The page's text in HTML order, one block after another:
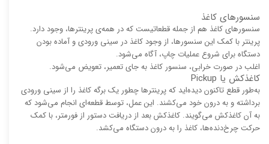
سنسورهای کاغذ
سنسورهای کاغذ هم از جمله قطعاتیست که در همه‌ی پرینترها، وجود دارد.
پرینتر با کمک این سنسورها، از وجود کاغذ در سینی ورودی و آماده بودن
دستگاه برای شروع عملیات چاپ، آگاه می‌شود.
اغلب در صورت خرابی، سنسور کاغذ به جای تعمیر، تعویض می‌شود.
کاغذکش یا Pickup
به‌طور قطع تاکنون دیده‌اید که پرینترها چطور یک برگه کاغذ را از سینی ورودی
برداشته و به درون خود می‌کشند. این عمل، توسط قطعه‌ای انجام می‌شود که
به آن کاغذکش می‌گویند. کاغذکش بعد از دریافت دستور از فورمتر، با کمک
حرکت چرخ‌دنده‌ها، کاغذ را به درون دستگاه می‌کشد.